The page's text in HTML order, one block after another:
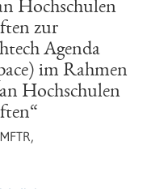
Hochschulen
zur
Agenda
im Rahmen
Hochschulen